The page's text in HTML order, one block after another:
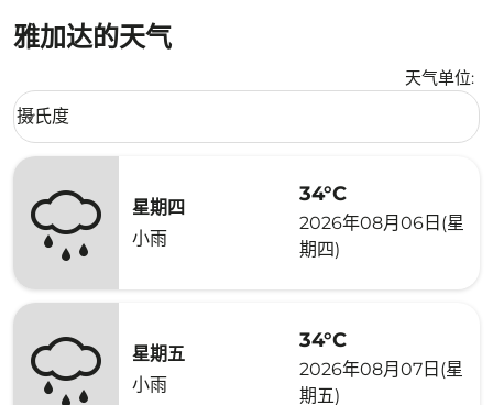
雅加达的天气
天气单位:
Weather unit option 摄氏度 Selected
摄氏度
keyboard_arrow_down
星期四
小雨
34°C
2026年08月06日(星
期四)
星期五
小雨
34°C
2026年08月07日(星
期五)